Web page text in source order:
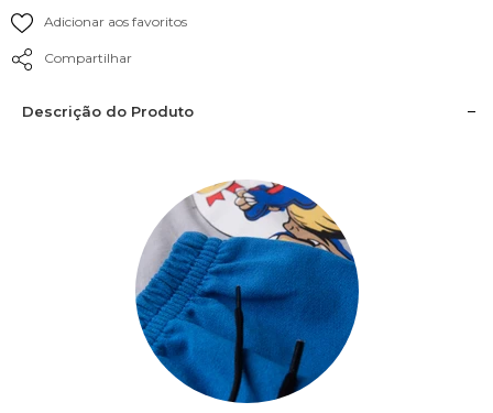
Adicionar aos favoritos
Compartilhar
Descrição do Produto